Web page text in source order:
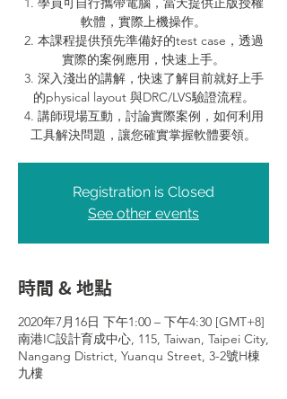
軟體，實際上機操作。
2. 本課程提供預先準備好的test case，透過
實際的案例應用，快速上手。
3. 深入淺出的講解，快速了解目前就好上手
的physical layout 與DRC/LVS驗證流程。
4. 講師現場互動，討論實際案例，如何利用
工具解決問題，讓您確實掌握軟體要領。
Registration is Closed
See other events
時間 & 地點
2020年7月16日 下午1:00 – 下午4:30 [GMT+8]
南港IC設計育成中心, 115, Taiwan, Taipei City,
Nangang District, Yuanqu Street, 3-2號H棟
九樓